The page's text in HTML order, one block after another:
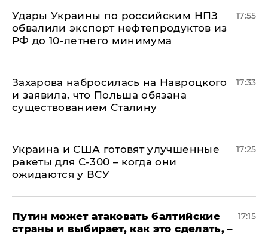
Удары Украины по российским НПЗ
обвалили экспорт нефтепродуктов из
РФ до 10-летнего минимума
17:55
​Захарова набросилась на Навроцкого
и заявила, что Польша обязана
существованием Сталину
17:33
Украина и США готовят улучшенные
ракеты для С-300 – когда они
ожидаются у ВСУ
17:25
Путин может атаковать балтийские
страны и выбирает, как это сделать, –
17:15